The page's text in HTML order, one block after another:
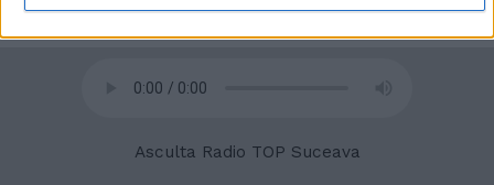
Asculta Radio TOP Suceava